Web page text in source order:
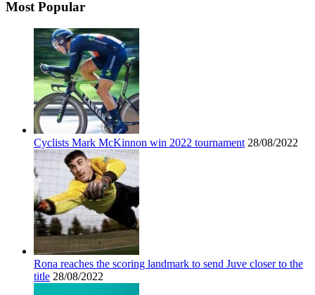
Most Popular
Cyclists Mark McKinnon win 2022 tournament 28/08/2022
Rona reaches the scoring landmark to send Juve closer to the
title 28/08/2022